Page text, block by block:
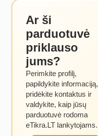
Ar ši
parduotuvė
priklauso
jums?
Perimkite profilį,
papildykite informaciją,
pridėkite kontaktus ir
valdykite, kaip jūsų
parduotuvė rodoma
eTikra.LT lankytojams.